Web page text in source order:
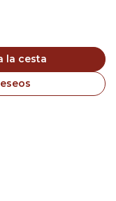
la cesta